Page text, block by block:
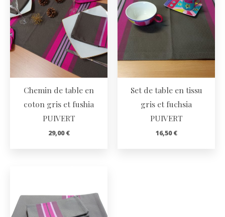
Chemin de table en
coton gris et fushia
PUIVERT
29,00€
Set de table en tissu
gris et fuchsia
PUIVERT
16,50€